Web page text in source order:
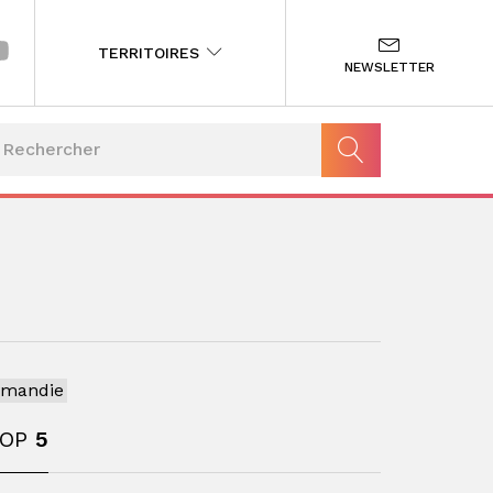
TERRITOIRES
NEWSLETTER
5